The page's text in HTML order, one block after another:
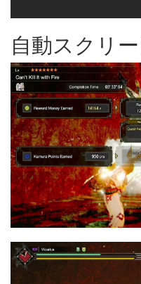
自動スクリ